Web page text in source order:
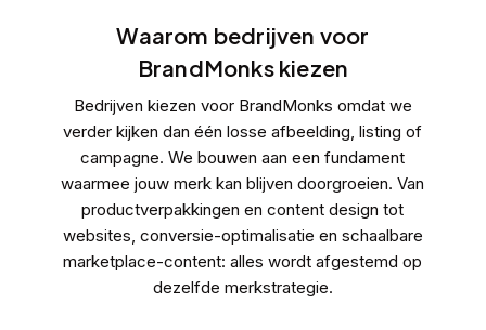
Waarom bedrijven voor
BrandMonks kiezen
Bedrijven kiezen voor BrandMonks omdat we
verder kijken dan één losse afbeelding, listing of
campagne. We bouwen aan een fundament
waarmee jouw merk kan blijven doorgroeien. Van
productverpakkingen encontent design tot
websites, conversie-optimalisatie en schaalbare
marketplace-content: alles wordt afgestemd op
dezelfde merkstrategie.